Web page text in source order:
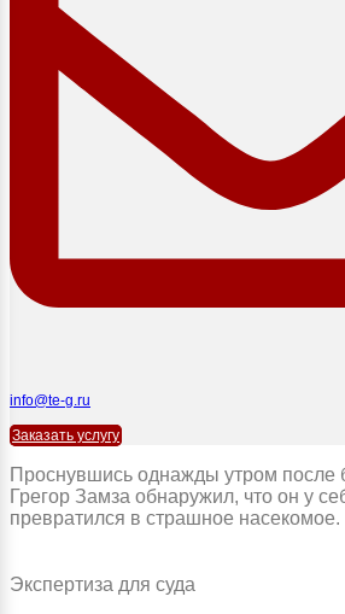
info@te-g.ru
Заказать услугу
Проснувшись однажды утром после
Грегор Замза обнаружил, что он у
превратился в страшное насекомое.
Экспертиза для суда